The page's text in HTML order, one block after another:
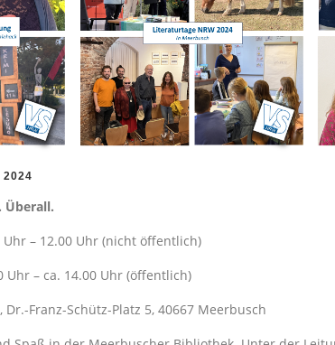
2024
Überall.
– 12.00 Uhr (nicht öffentlich)
– ca. 14.00 Uhr (öffentlich)
Franz-Schütz-Platz 5, 40667 Meerbusch